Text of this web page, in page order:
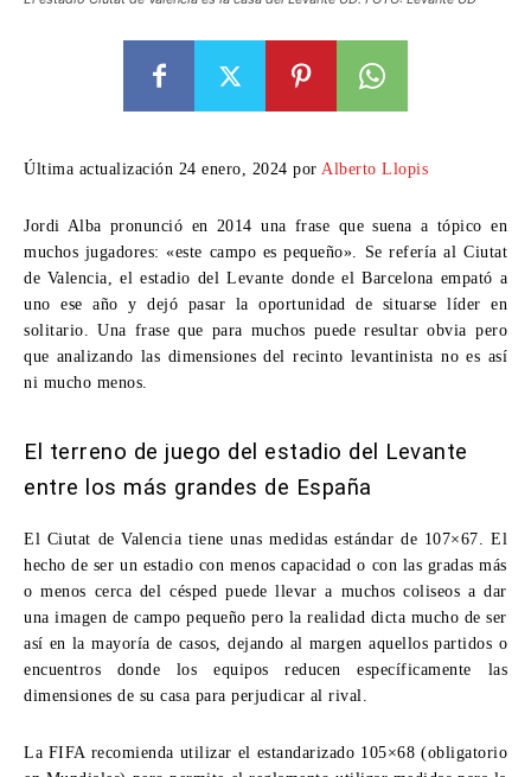
Última actualización 24 enero, 2024 por Alberto Llopis
Jordi Alba pronunció en 2014 una frase que suena a tópico en
muchos jugadores: «este campo es pequeño». Se refería al Ciutat
de Valencia, el estadio del Levante donde el Barcelona empató a
uno ese año y dejó pasar la oportunidad de situarse líder en
solitario. Una frase que para muchos puede resultar obvia pero
que analizando las dimensiones del recinto levantinista no es así
ni mucho menos.
El terreno de juego del estadio del Levante
entre los más grandes de España
El Ciutat de Valencia tiene unas medidas estándar de 107×67. El
hecho de ser un estadio con menos capacidad o con las gradas más
o menos cerca del césped puede llevar a muchos coliseos a dar
una imagen de campo pequeño pero la realidad dicta mucho de ser
así en la mayoría de casos, dejando al margen aquellos partidos o
encuentros donde los equipos reducen específicamente las
dimensiones de su casa para perjudicar al rival.
La FIFA recomienda utilizar el estandarizado 105×68 (obligatorio